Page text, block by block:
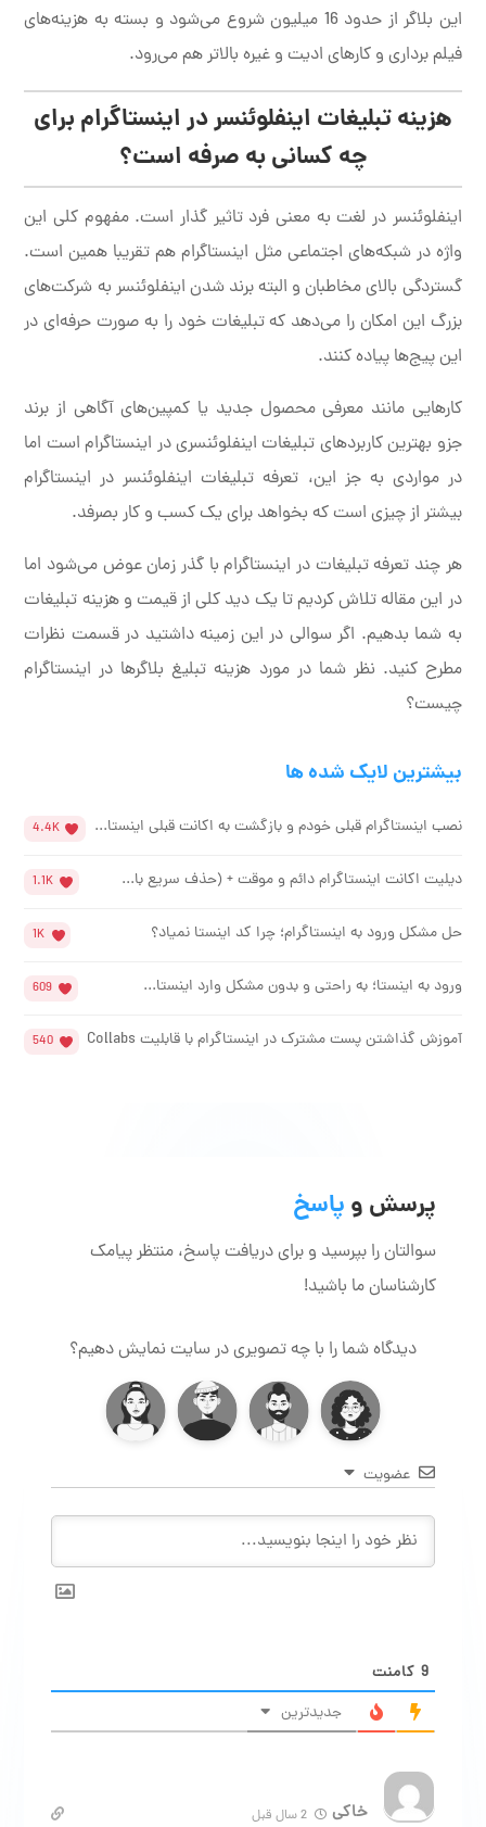
این بلاگر از حدود 16 میلیون شروع می‌شود و بسته به هزینه‌های
فیلم برداری و کارهای ادیت و غیره بالاتر هم می‌رود.
هزینه تبلیغات اینفلوئنسر در اینستاگرام برای
چه کسانی به صرفه است؟
اینفلوئنسر در لغت به معنی فرد تاثیر گذار است. مفهوم کلی این
واژه در شبکه‌های اجتماعی مثل اینستاگرام هم تقریبا همین است.
گستردگی بالای مخاطبان و البته برند شدن اینفلوئنسر به شرکت‌های
بزرگ این امکان را می‌دهد که تبلیغات خود را به صورت حرفه‌ای در
این پیج‌ها پیاده کنند.
کارهایی مانند معرفی محصول جدید یا کمپین‌های آگاهی از برند
جزو بهترین کاربردهای تبلیغات اینفلوئنسری در اینستاگرام است اما
در مواردی به جز این، تعرفه تبلیغات اینفلوئنسر در اینستاگرام
بیشتر از چیزی است که بخواهد برای یک کسب و کار بصرفد.
هر چند تعرفه تبلیغات در اینستاگرام با گذر زمان عوض می‌شود اما
در این مقاله تلاش کردیم تا یک دید کلی از قیمت و هزینه تبلیغات
به شما بدهیم. اگر سوالی در این زمینه داشتید در قسمت نظرات
مطرح کنید. نظر شما در مورد هزینه تبلیغ بلاگرها در اینستاگرام
چیست؟
بیشترین لایک شده ها
نصب اینستاگرام قبلی خودم و بازگشت به اکانت قبلی اینستا... 4.4K
دیلیت اکانت اینستاگرام دائم و موقت + (حذف سریع با... 1.1K
حل مشکل ورود به اینستاگرام؛ چرا کد اینستا نمیاد؟ 1K
ورود به اینستا؛ به راحتی و بدون مشکل وارد اینستا... 609
آموزش گذاشتن پست مشترک در اینستاگرام با قابلیت Collabs 540
پرسش و پاسخ
سوالتان را بپرسید و برای دریافت پاسخ، منتظر پیامک
کارشناسان ما باشید!
دیدگاه شما را با چه تصویری در سایت نمایش دهیم؟
عضویت
9 کامنت
جدیدترین
خاکی 2 سال قبل